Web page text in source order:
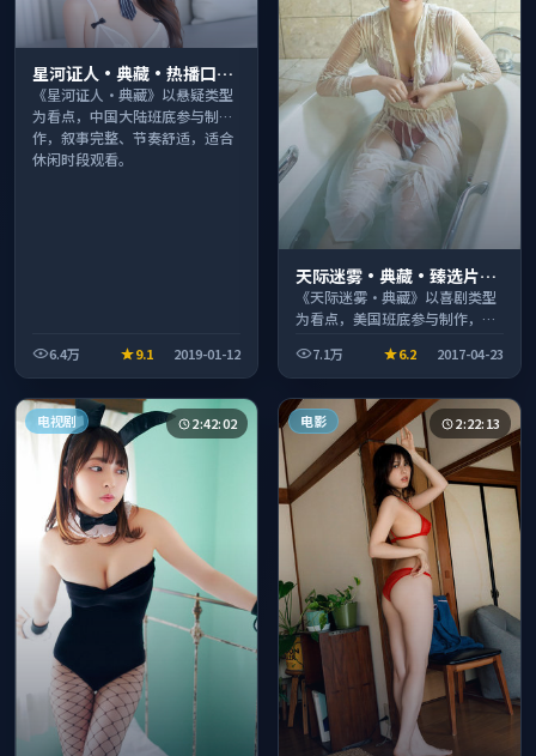
星河证人·典藏·热播口碑
之作剧情扎实演技在线
《星河证人·典藏》以悬疑类型
为看点，中国大陆班底参与制
作，叙事完整、节奏舒适，适合
休闲时段观看。
6.4万 9.1 2019-01-12
天际迷雾·典藏·臻选片单
推荐画质清晰观看流畅
《天际迷雾·典藏》以喜剧类型
为看点，美国班底参与制作，叙
段观看。
7.1万 6.2 2017-04-23
电视剧 2:42:02 电影 2:22:13